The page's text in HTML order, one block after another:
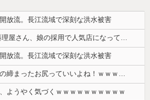
放流。長江流域で深刻な洪水被害
【動画】 町の中華料理屋さん、娘の採用で人気店になってしまう
放流。長江流域で深刻な洪水被害
【画像】日焼け口リの締まったお尻っていいよね！ｗｗｗｗｗ
ようやく気づくｗｗｗｗｗｗｗｗｗｗ